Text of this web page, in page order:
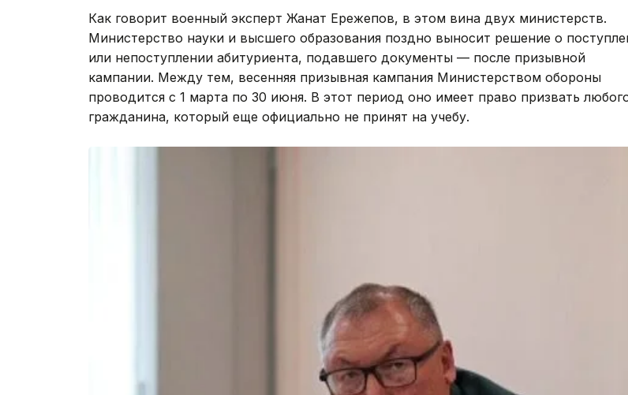
Как говорит военный эксперт Жанат Ережепов, в этом вина двух министерств.
Министерство науки и высшего образования поздно выносит решение о
или непоступлении абитуриента, подавшего документы — после призывной
кампании. Между тем, весенняя призывная кампания Министерством обороны
проводится с 1 марта по 30 июня. В этот период оно имеет право призвать
гражданина, который еще официально не принят на учебу.